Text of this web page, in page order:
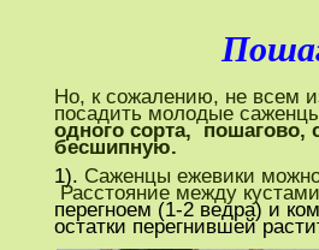
Но, к сожалению, не всем
посадить молодые
одного сорта, пошагово,
бесшипную.
1). Саженцы ежевики
Расстояние между
перегноем (1-2 ведра) и
остатки перегнившей